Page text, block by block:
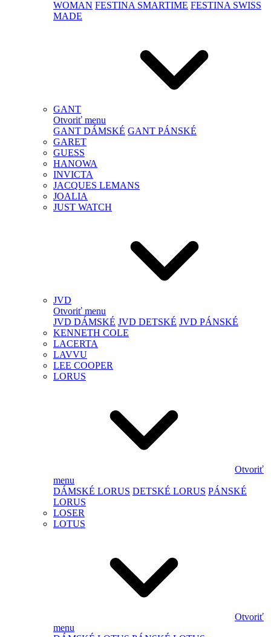
WOMAN FESTINA SMARTIME FESTINA SWISS
MADE
GANT
Otvoriť menu
GANT DÁMSKÉ GANT PÁNSKÉ
GARET
GUESS
HANOWA
INVICTA
JACQUES LEMANS
JOALIA
JUST WATCH
JVD
Otvoriť menu
JVD DÁMSKÉ JVD DETSKÉ JVD PÁNSKÉ
KENNETH COLE
LACERTA
LAVVU
LEE COOPER
LORUS
Otvoriť
menu
DÁMSKÉ LORUS DETSKÉ LORUS PÁNSKÉ
LORUS
LOSER
LOTUS
Otvoriť
menu